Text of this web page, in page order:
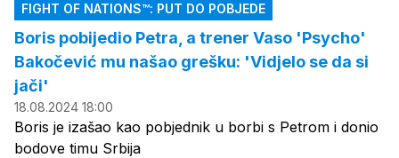
FIGHT OF NATIONS™: PUT DO POBJEDE
Boris pobijedio Petra, a trener Vaso 'Psycho'
Bakočević mu našao grešku: 'Vidjelo se da si
jači'
18.08.2024 18:00
Boris je izašao kao pobjednik u borbi s Petrom i donio
bodove timu Srbija